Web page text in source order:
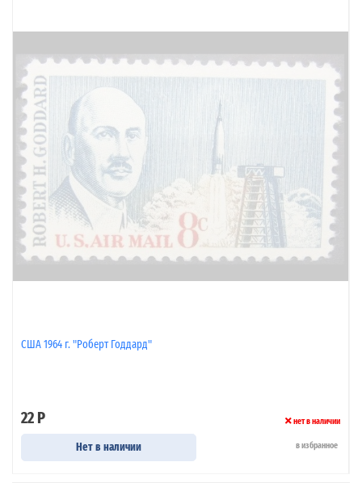
США 1964 г. "Роберт Годдард"
22 Р нет в наличии
Нет в наличии в избранное